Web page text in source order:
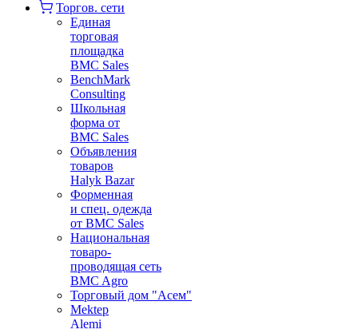
Торгов. сети
Единая
торговая
площадка
BMC Sales
BenchMark
Consulting
Школьная
форма от
BMC Sales
Объявления
товаров
Halyk Bazar
Форменная
и спец. одежда
от BMC Sales
Национальная
товаро-
проводящая сеть
BMC Agro
Торговый дом "Асем"
Mektep
Alemi